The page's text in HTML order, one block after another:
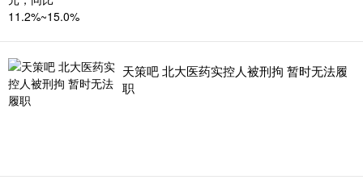
天策吧 北大医药实控人被刑拘 暂时无法履
职